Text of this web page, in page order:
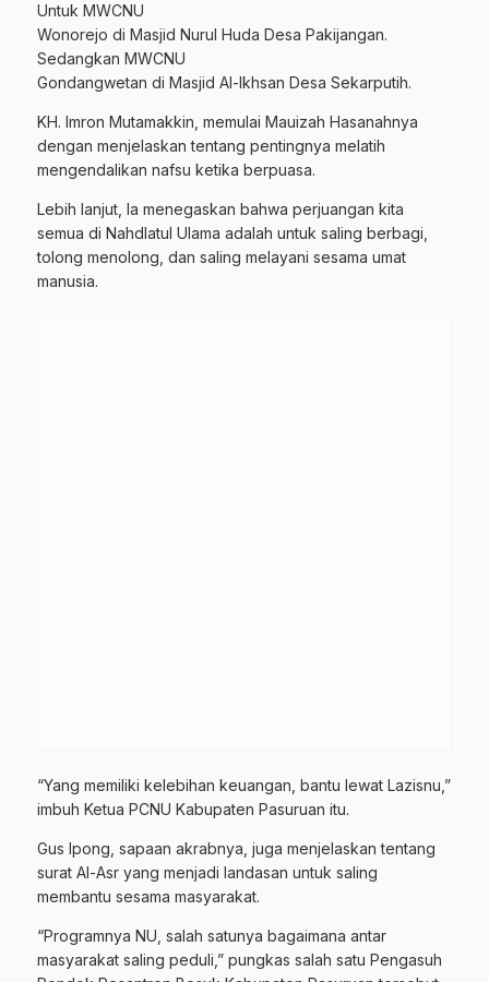
Untuk MWCNU
Wonorejo di Masjid Nurul Huda Desa Pakijangan.
Sedangkan MWCNU
Gondangwetan di Masjid Al-Ikhsan Desa Sekarputih.
KH. Imron Mutamakkin, memulai Mauizah Hasanahnya
dengan menjelaskan tentang pentingnya melatih
mengendalikan nafsu ketika berpuasa.
Lebih lanjut, Ia menegaskan bahwa perjuangan kita
semua di Nahdlatul Ulama adalah untuk saling berbagi,
tolong menolong, dan saling melayani sesama umat
manusia.
“Yang memiliki kelebihan keuangan, bantu lewat Lazisnu,”
imbuh Ketua PCNU Kabupaten Pasuruan itu.
Gus Ipong, sapaan akrabnya, juga menjelaskan tentang
surat Al-Asr yang menjadi landasan untuk saling
membantu sesama masyarakat.
“Programnya NU, salah satunya bagaimana antar
masyarakat saling peduli,” pungkas salah satu Pengasuh